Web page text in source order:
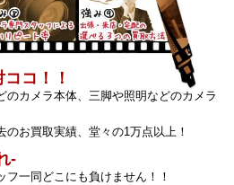
コ！！
のカメラ本体、三脚や照明などのカメラ
お買取実績、堂々の1万点以上！
‐
一同どこにも負けません！！